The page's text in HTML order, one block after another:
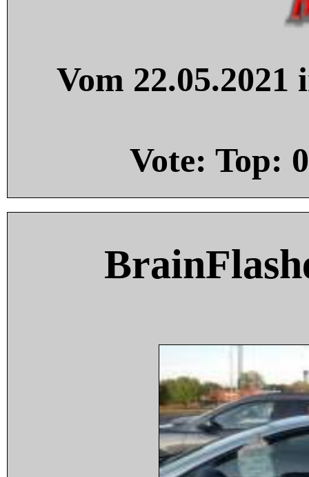
Vom
Vote: Top: 0